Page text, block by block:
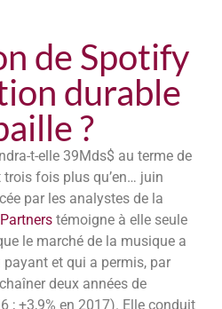
de Spotify
durable
?
t-elle 39Mds$ au terme de
trois fois plus qu’en… juin
par les analystes de la
témoigne à elle seule
le marché de la musique a
et qui a permis, par
deux années de
; +3,9% en 2017). Elle conduit